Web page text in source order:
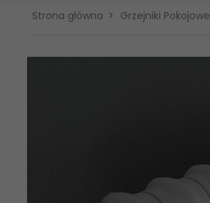
Strona główna Grzejniki Pokojowe